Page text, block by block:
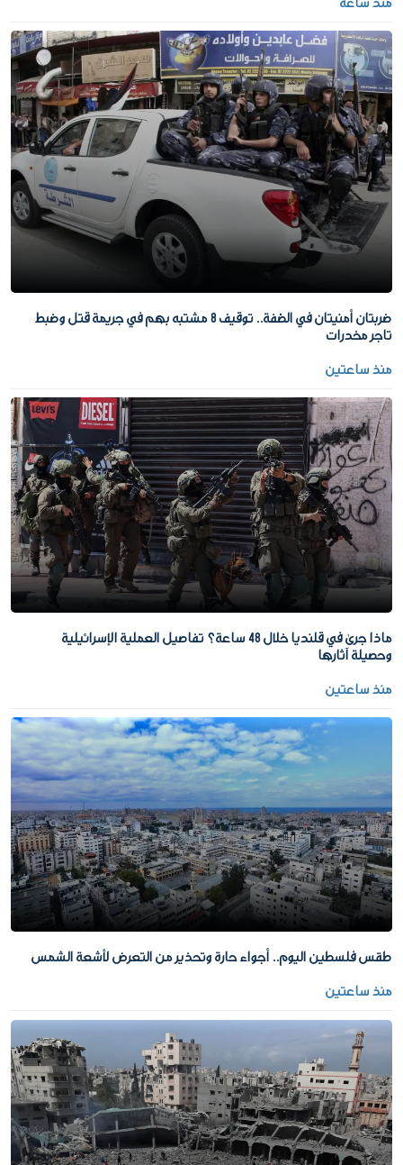
ضربتان أمنيتان في الضفة.. توقيف 8 مشتبه بهم في جريمة قتل وضبط
تاجر مخدرات
منذ ساعتين
ماذا جرى في قلنديا خلال 48 ساعة؟ تفاصيل العملية الإسرائيلية
وحصيلة آثارها
منذ ساعتين
طقس فلسطين اليوم.. أجواء حارة وتحذير من التعرض لأشعة الشمس
منذ ساعتين